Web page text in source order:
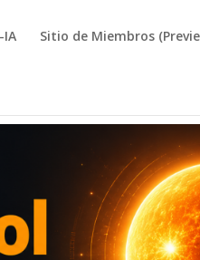
IA Sitio de Miembros